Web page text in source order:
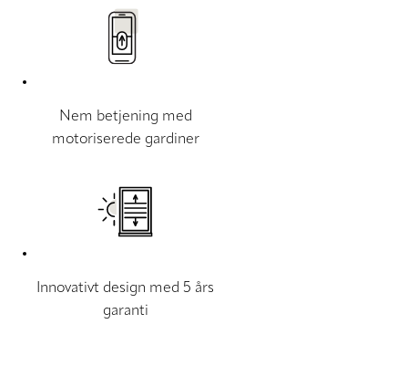
Nem betjening med
motoriserede gardiner
Innovativt design med 5 års
garanti